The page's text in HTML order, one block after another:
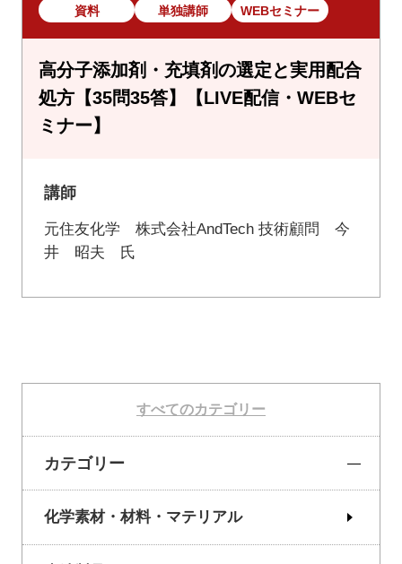
資料 単独講師 WEBセミナー
高分子添加剤・充填剤の選定と実用配合
処方【35問35答】【LIVE配信・WEBセ
ミナー】
講師
元住友化学 株式会社AndTech 技術顧問 今
井 昭夫 氏
すべてのカテゴリー
カテゴリー
化学素材・材料・マテリアル